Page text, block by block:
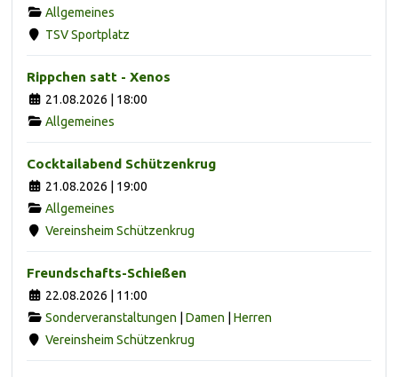
Allgemeines
TSV Sportplatz
Rippchen satt - Xenos
21.08.2026 | 18:00
Allgemeines
Cocktailabend Schützenkrug
21.08.2026 | 19:00
Allgemeines
Vereinsheim Schützenkrug
Freundschafts-Schießen
22.08.2026 | 11:00
Sonderveranstaltungen
Damen
Herren
Vereinsheim Schützenkrug